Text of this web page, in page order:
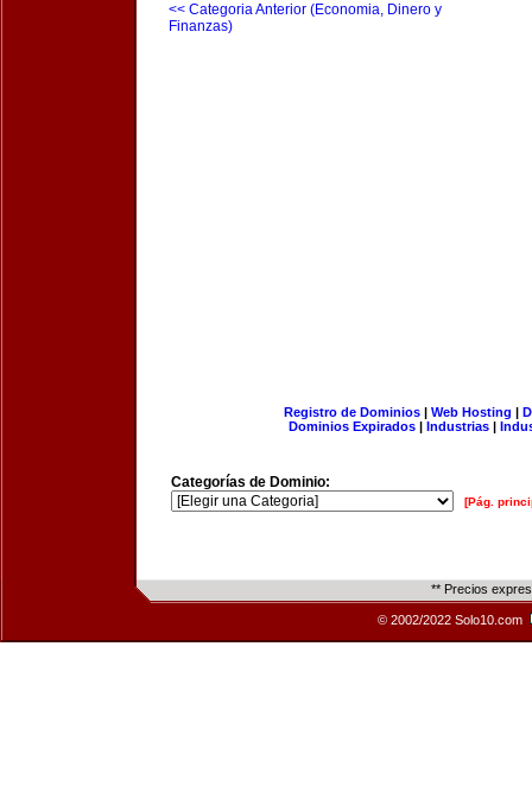
<< Categoria Anterior (Economia, Dinero y
Finanzas)
Registro de Dominios| Web Hosting |
Dominios Expirados | Industrias |
Categorías de Dominio:
[Pág.
** Precios
© 2002/2022 Solo10.com